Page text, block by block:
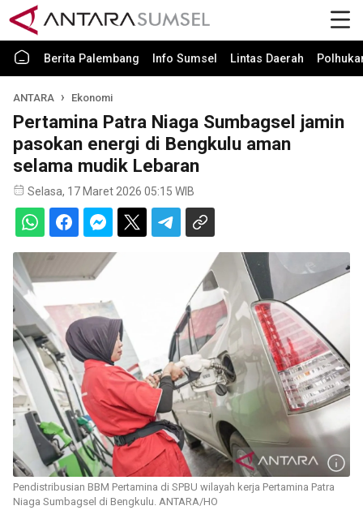
Berita Palembang Info Sumsel Lintas Daerah
ANTARA Ekonomi
Pertamina Patra Niaga Sumbagsel jamin
pasokan energi di Bengkulu aman
selama mudik Lebaran
Selasa, 17 Maret 2026 05:15 WIB
Pendistribusian BBM Pertamina di SPBU wilayah kerja Pertamina Patra
Niaga Sumbagsel di Bengkulu. ANTARA/HO